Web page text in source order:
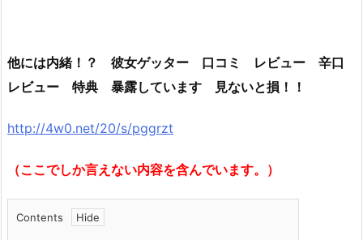
他には内緒！？ 彼女ゲッター 口コミ レビュー 辛口
レビュー 特典 暴露しています 見ないと損！！
http://4w0.net/20/s/pggrzt
（ここでしか言えない内容を含んでいます。）
Contents